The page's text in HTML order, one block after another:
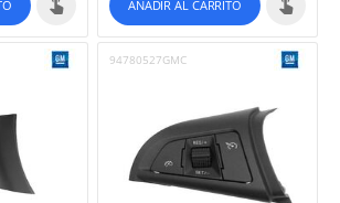
AÑADIR AL CARRITO
94780527GMC